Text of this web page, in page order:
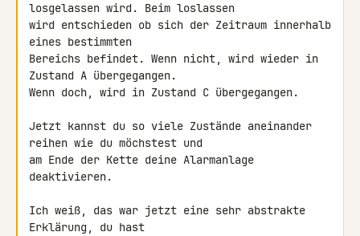
losgelassen wird. Beim loslassen
wird entschieden ob sich der Zeitraum innerhalb
eines bestimmten
Bereichs befindet. Wenn nicht, wird wieder in
Zustand A übergegangen.
Wenn doch, wird in Zustand C übergegangen.
Jetzt kannst du so viele Zustände aneinander
reihen wie du möchstest und
am Ende der Kette deine Alarmanlage
deaktivieren.
Ich weiß, das war jetzt eine sehr abstrakte
Erklärung, du hast